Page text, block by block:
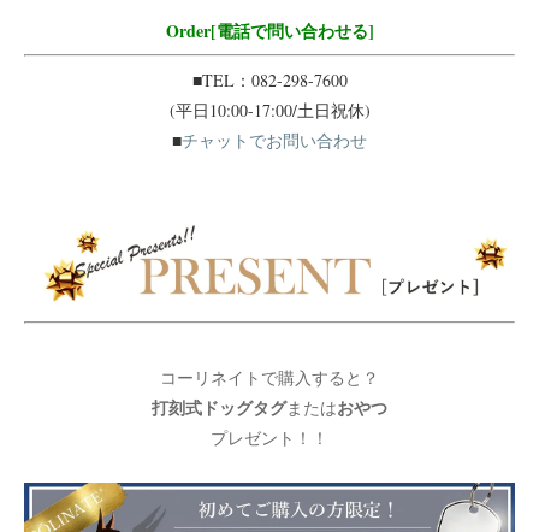
Order[電話で問い合わせる]
■TEL：082-298-7600
(平日10:00-17:00/土日祝休)
■チャットでお問い合わせ
コーリネイトで購入すると？
打刻式ドッグタグまたはおやつ
プレゼント！！